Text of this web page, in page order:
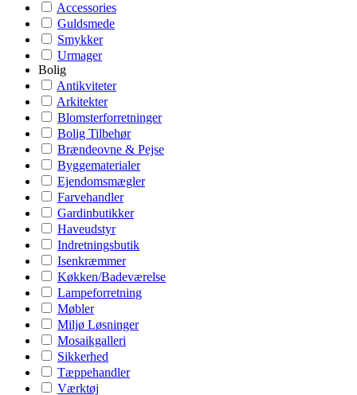
Accessories
Guldsmede
Smykker
Urmager
Bolig
Antikviteter
Arkitekter
Blomsterforretninger
Bolig Tilbehør
Brændeovne & Pejse
Byggematerialer
Ejendomsmægler
Farvehandler
Gardinbutikker
Haveudstyr
Indretningsbutik
Isenkræmmer
Køkken/Badeværelse
Lampeforretning
Møbler
Miljø Løsninger
Mosaikgalleri
Sikkerhed
Tæppehandler
Værktøj